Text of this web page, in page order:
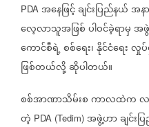
PDA အနေဖြင့်ချင်းပြည်နယ်အ
လေ့လာသူအဖြစ်ပါဝင်ခဲ့ရာမှအ
ကောင်စီရဲ့စစ်ရေး၊နိုင်ငံရေးလှုပ်
ဖြစ်တယ်လို့ဆိုပါတယ်။
စစ်အာဏာသိမ်းစကာလထဲက
တဲ့ PDA (Tedim) အဖွဲ့ဟာချင်း